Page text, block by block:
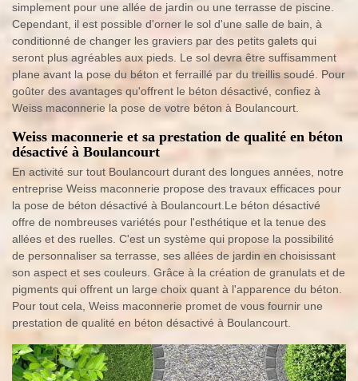
simplement pour une allée de jardin ou une terrasse de piscine.
Cependant, il est possible d'orner le sol d'une salle de bain, à
conditionné de changer les graviers par des petits galets qui
seront plus agréables aux pieds. Le sol devra être suffisamment
plane avant la pose du béton et ferraillé par du treillis soudé. Pour
goûter des avantages qu'offrent le béton désactivé, confiez à
Weiss maconnerie la pose de votre béton à Boulancourt.
Weiss maconnerie et sa prestation de qualité en béton
désactivé à Boulancourt
En activité sur tout Boulancourt durant des longues années, notre
entreprise Weiss maconnerie propose des travaux efficaces pour
la pose de béton désactivé à Boulancourt.Le béton désactivé
offre de nombreuses variétés pour l'esthétique et la tenue des
allées et des ruelles. C'est un système qui propose la possibilité
de personnaliser sa terrasse, ses allées de jardin en choisissant
son aspect et ses couleurs. Grâce à la création de granulats et de
pigments qui offrent un large choix quant à l'apparence du béton.
Pour tout cela, Weiss maconnerie promet de vous fournir une
prestation de qualité en béton désactivé à Boulancourt.